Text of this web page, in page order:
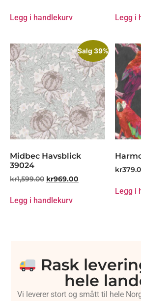
Legg i handlekurv Legg i
Salg 39%
Midbec Havsblick
39024
kr1,599.00 kr969.00
Legg i handlekurv
kr
Legg i
Rask
hele
Vi leverer stort og smått til hele